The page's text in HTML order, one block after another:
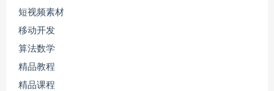
短视频素材
移动开发
算法数学
精品教程
精品课程